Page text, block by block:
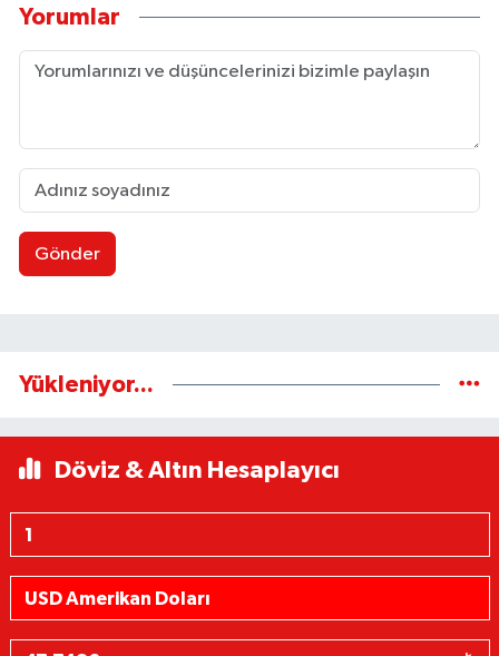
Yorumlar
Gönder
Yükleniyor...
Döviz & Altın Hesaplayıcı